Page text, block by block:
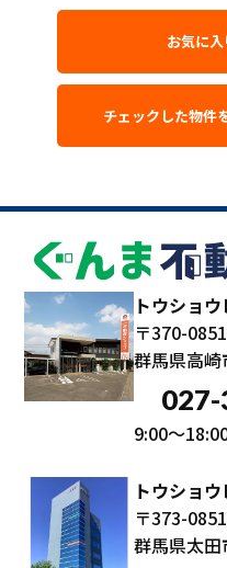
お気に
トウショ
〒370-0851
群馬県高
9:00～
トウショ
〒373-0851
群馬県太